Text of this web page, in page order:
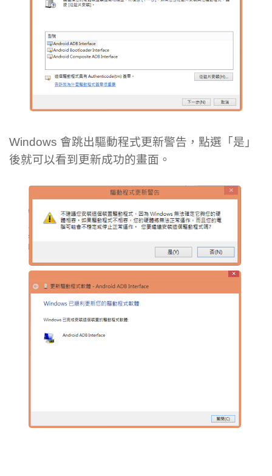
Windows 會跳出驅動程式更新警告，點選「是」
後就可以看到更新成功的畫面。